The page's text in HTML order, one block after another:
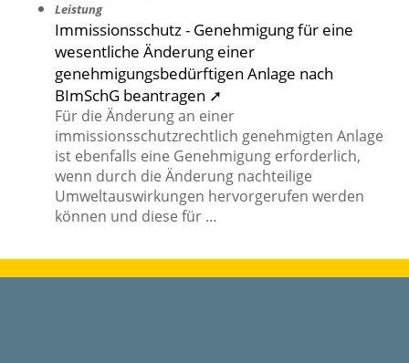
Leistung
Immissionsschutz - Genehmigung für eine
wesentliche Änderung einer
genehmigungsbedürftigen Anlage nach
BImSchG beantragen ➚
Für die Änderung an einer
immissionsschutzrechtlich genehmigten Anlage
ist ebenfalls eine Genehmigung erforderlich,
wenn durch die Änderung nachteilige
Umweltauswirkungen hervorgerufen werden
können und diese für …